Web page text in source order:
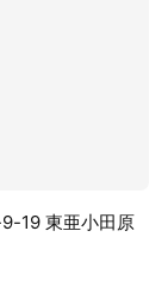
19 東亜小田原